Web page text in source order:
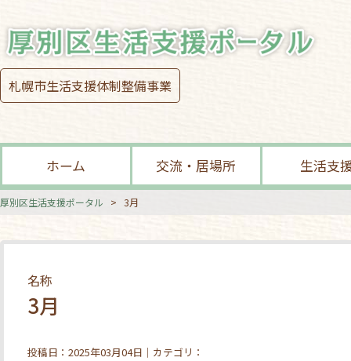
札幌市生活支援体制整備事業
ホーム 交流・居場所 生活支
厚別区生活支援ポータル > 3月
名称
3月
投稿日：2025年03月04日｜カテゴリ：